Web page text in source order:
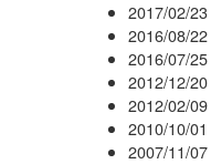
2017/02/23
2016/08/22
2016/07/25
2012/12/20
2012/02/09
2010/10/01
2007/11/07